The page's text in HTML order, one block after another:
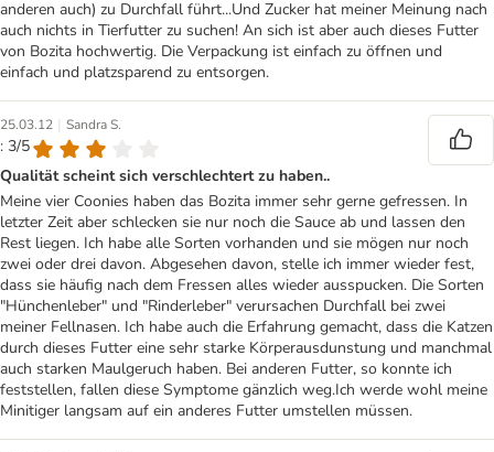
anderen auch) zu Durchfall führt...Und Zucker hat meiner Meinung nach
auch nichts in Tierfutter zu suchen! An sich ist aber auch dieses Futter
von Bozita hochwertig. Die Verpackung ist einfach zu öffnen und
einfach und platzsparend zu entsorgen.
25.03.12 | Sandra S.
: 3/5
Qualität scheint sich verschlechtert zu haben..
Meine vier Coonies haben das Bozita immer sehr gerne gefressen. In
letzter Zeit aber schlecken sie nur noch die Sauce ab und lassen den
Rest liegen. Ich habe alle Sorten vorhanden und sie mögen nur noch
zwei oder drei davon. Abgesehen davon, stelle ich immer wieder fest,
dass sie häufig nach dem Fressen alles wieder ausspucken. Die Sorten
"Hünchenleber" und "Rinderleber" verursachen Durchfall bei zwei
meiner Fellnasen. Ich habe auch die Erfahrung gemacht, dass die Katzen
durch dieses Futter eine sehr starke Körperausdunstung und manchmal
auch starken Maulgeruch haben. Bei anderen Futter, so konnte ich
feststellen, fallen diese Symptome gänzlich weg.Ich werde wohl meine
Minitiger langsam auf ein anderes Futter umstellen müssen.